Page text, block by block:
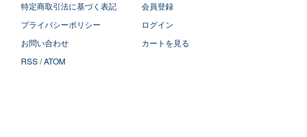
特定商取引法に基づく表記
プライバシーポリシー
お問い合わせ
RSS /ATOM
会員登録
ログイン
カートを見る